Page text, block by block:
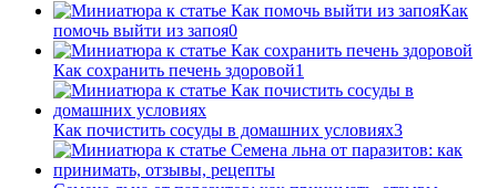
Как
помочь выйти из запоя0
Как сохранить печень здоровой1
Как почистить сосуды в домашних условиях3